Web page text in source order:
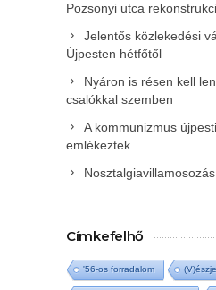
Pozsonyi utca
Jelentős közlekedési
Újpesten hétfőtől
Nyáron is résen kell
csalókkal szemben
A kommunizmus
emlékeztek
Címkefelhő
'56-os forradalom